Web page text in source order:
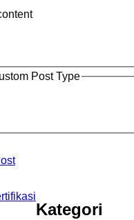
Post Type
Kategori